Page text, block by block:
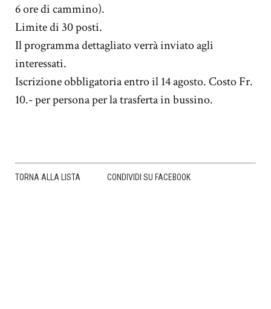
6 ore di cammino).
Limite di 30 posti.
Il programma dettagliato verrà inviato agli
interessati.
Iscrizione obbligatoria entro il 14 agosto. Costo Fr.
10.- per persona per la trasferta in bussino.
TORNA ALLA LISTA CONDIVIDI SU FACEBOOK